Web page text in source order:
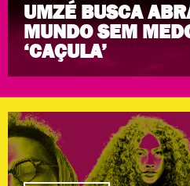
UMZÉ BUSCA
MUNDO SEM
‘CAÇULA’